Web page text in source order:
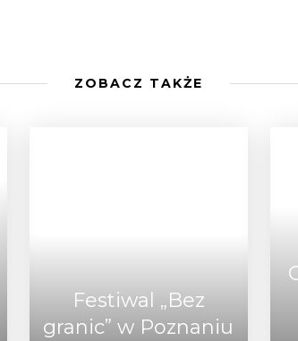
ZOBACZ TAKŻE
Festiwal „Bez
granic” w Poznaniu